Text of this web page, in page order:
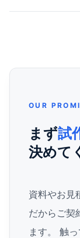
OUR
まず試
決めて
資料やお見
だからご契
ます。 触